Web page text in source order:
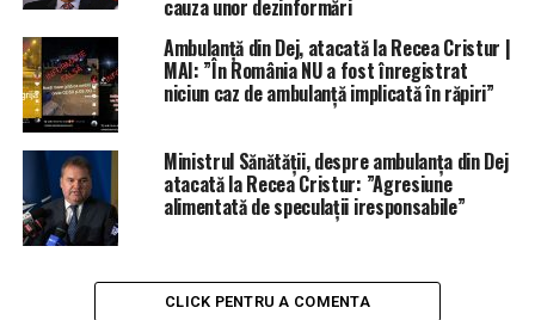
cauza unor dezinformări
Ambulanță din Dej, atacată la Recea Cristur |
MAI: ”În România NU a fost înregistrat
niciun caz de ambulanță implicată în răpiri”
Ministrul Sănătății, despre ambulanța din Dej
atacată la Recea Cristur: ”Agresiune
alimentată de speculații iresponsabile”
CLICK PENTRU A COMENTA